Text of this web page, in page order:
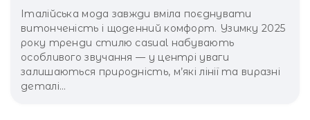
Італійська мода завжди вміла поєднувати
витонченість і щоденний комфорт. Узимку 2025
року тренди стилю casual набувають
особливого звучання — у центрі уваги
залишаються природність, м’які лінії та виразні
деталі...